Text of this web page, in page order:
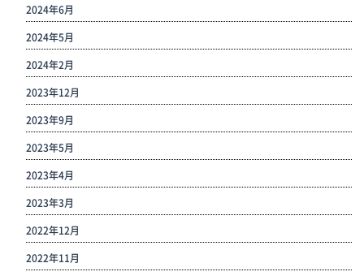
2024年6月
2024年5月
2024年2月
2023年12月
2023年9月
2023年5月
2023年4月
2023年3月
2022年12月
2022年11月